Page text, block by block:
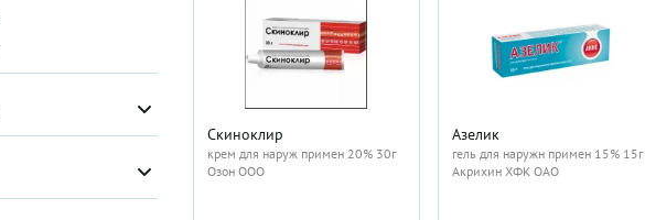
Скиноклир
крем для наруж примен 20% 30г
Озон ООО
Азелик
гель для наружн примен 15% 15г
Акрихин ХФК ОАО